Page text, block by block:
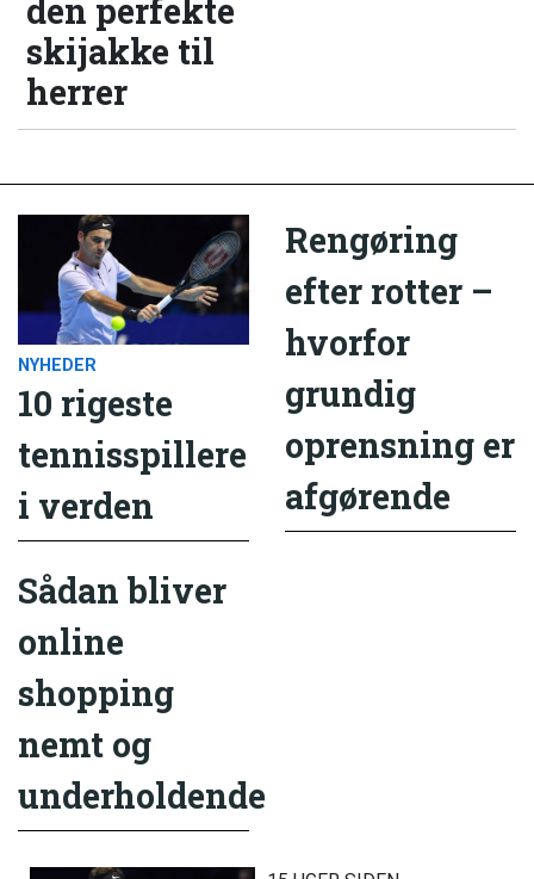
den perfekte
skijakke til
herrer
NYHEDER
10 rigeste
tennisspillere
i verden
Rengøring
efter rotter –
hvorfor
grundig
oprensning er
afgørende
Sådan bliver
online
shopping
nemt og
underholdende